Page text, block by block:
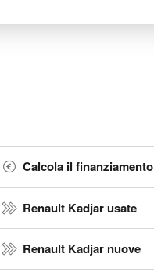
Calcola il finanziamento
Renault Kadjar usate
Renault Kadjar nuove